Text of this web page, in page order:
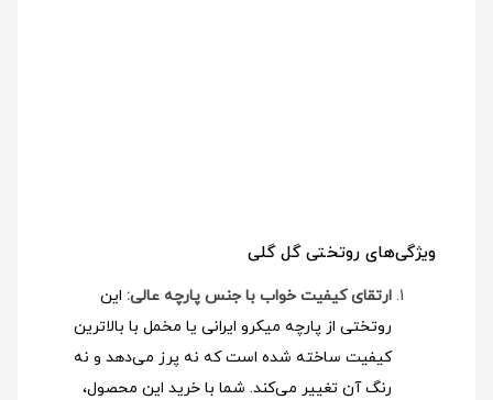
ویژگی‌های روتختی گل گلی
ارتقای کیفیت خواب با جنس پارچه عالی: این
روتختی از پارچه میکرو ایرانی یا مخمل با بالاترین
کیفیت ساخته شده است که نه پرز می‌دهد و نه
رنگ آن تغییر می‌کند. شما با خرید این محصول،